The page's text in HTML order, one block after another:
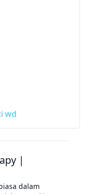
wd
|
dalam